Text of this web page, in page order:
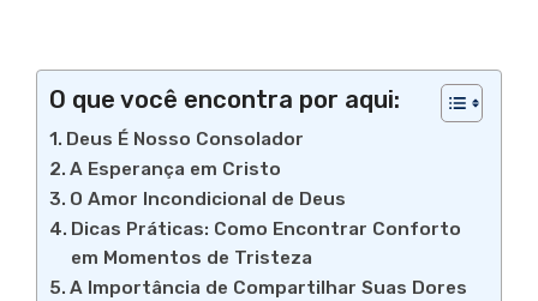
O que você encontra por aqui:
Deus É Nosso Consolador
A Esperança em Cristo
O Amor Incondicional de Deus
Dicas Práticas: Como Encontrar Conforto
em Momentos de Tristeza
A Importância de Compartilhar Suas Dores